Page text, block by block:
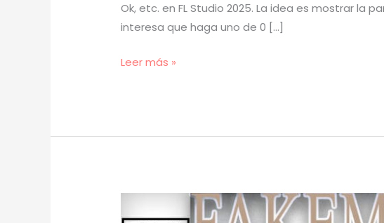
Ok, etc. en FL Studio 2025. La idea es mostrar
interesa que haga uno de 0 […]
[
Hacer
FAKEMINK
Leer más »